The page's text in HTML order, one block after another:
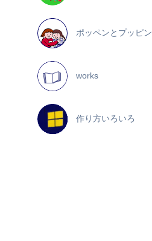
ポッペンとプッピン
works
作り方いろいろ